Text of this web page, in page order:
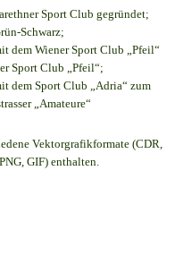
Sport Club gegründet;
Schwarz;
dem Wiener Sport Club „Pfeil“
Sport Club „Pfeil“;
dem Sport Club „Adria“ zum
„Amateure“
Vektorgrafikformate (CDR,
GIF) enthalten.